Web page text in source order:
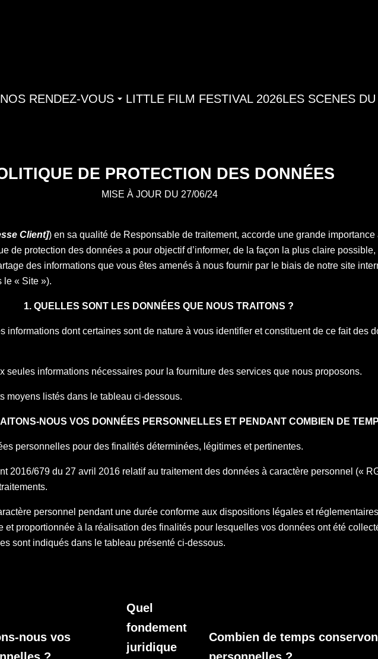
NOS RENDEZ-VOUS LITTLE FILM FESTIVAL 2026LES SCENES
DE PROTECTION DES DONNÉES
MISE À JOUR DU 27/06/24
Client]) en sa qualité de Responsable de traitement, accorde une grande
de protection des données a pour objectif d’informer, de la façon la plus claire
des informations que vous êtes amenés à nous fournir par le biais de notre site
le « Site »).
1. QUELLES SONT LES DONNÉES QUE NOUS TRAITONS ?
informations dont certaines sont de nature à vous identifier et constituent de ce fait des
seules informations nécessaires pour la fourniture des services que nous proposons.
moyens listés dans le tableau ci-dessous.
NOUS VOS DONNÉES PERSONNELLES ET PENDANT COMBIEN DE
personnelles pour des finalités déterminées, légitimes et pertinentes.
2016/679 du 27 avril 2016 relatif au traitement des données à caractère personnel («
personnel pendant une durée conforme aux dispositions légales et
et proportionnée à la réalisation des finalités pour lesquelles vos données ont été
sont indiqués dans le tableau présenté ci-dessous.
nous vos
Quel
fondement
juridique
Combien de temps